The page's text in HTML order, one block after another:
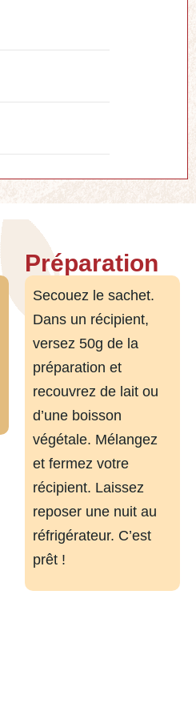
Préparation
Secouez le sachet.
Dans un récipient,
versez 50g de la
préparation et
recouvrez de lait ou
d’une boisson
végétale. Mélangez
et fermez votre
récipient. Laissez
reposer une nuit au
réfrigérateur. C’est
prêt !